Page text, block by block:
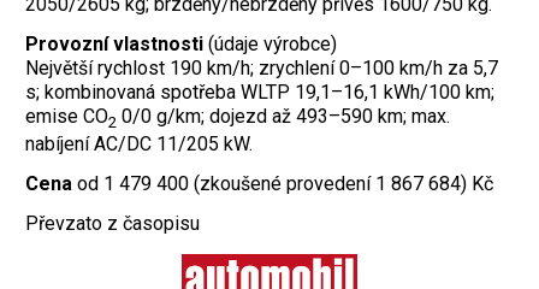
2050/2605 kg; brzděný/nebrzděný přívěs 1600/750 kg.
Provozní vlastnosti (údaje výrobce)
Největší rychlost 190 km/h; zrychlení 0–100 km/h za 5,7
s; kombinovaná spotřeba WLTP 19,1–16,1 kWh/100 km;
emise CO2 0/0 g/km; dojezd až 493–590 km; max.
nabíjení AC/DC 11/205 kW.
Cena od 1 479 400 (zkoušené provedení 1 867 684) Kč
Převzato z časopisu